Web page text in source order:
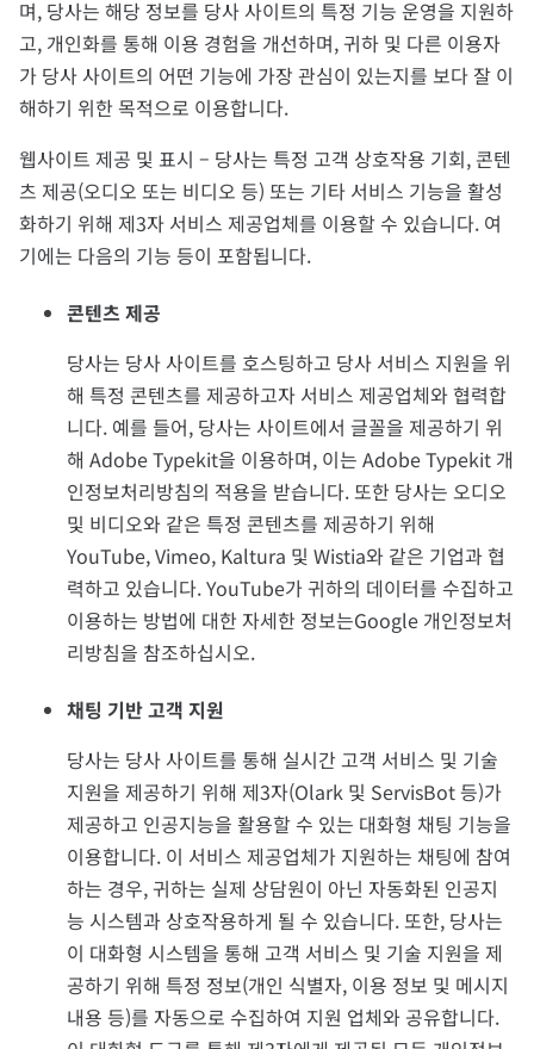
며, 당사는 해당 정보를 당사 사이트의 특정 기능 운영을 지원하
고, 개인화를 통해 이용 경험을 개선하며, 귀하 및 다른 이용자
가 당사 사이트의 어떤 기능에 가장 관심이 있는지를 보다 잘 이
해하기 위한 목적으로 이용합니다.
웹사이트 제공 및 표시 – 당사는 특정 고객 상호작용 기회, 콘텐
츠 제공(오디오 또는 비디오 등) 또는 기타 서비스 기능을 활성
화하기 위해 제3자 서비스 제공업체를 이용할 수 있습니다. 여
기에는 다음의 기능 등이 포함됩니다.
콘텐츠 제공
당사는 당사 사이트를 호스팅하고 당사 서비스 지원을 위
해 특정 콘텐츠를 제공하고자 서비스 제공업체와 협력합
니다. 예를 들어, 당사는 사이트에서 글꼴을 제공하기 위
해 Adobe Typekit을 이용하며, 이는 Adobe Typekit 개
인정보처리방침의 적용을 받습니다. 또한 당사는 오디오
및 비디오와 같은 특정 콘텐츠를 제공하기 위해
YouTube, Vimeo, Kaltura 및 Wistia와 같은 기업과 협
력하고 있습니다. YouTube가 귀하의 데이터를 수집하고
이용하는 방법에 대한 자세한 정보는Google 개인정보처
리방침을 참조하십시오.
채팅 기반 고객 지원
당사는 당사 사이트를 통해 실시간 고객 서비스 및 기술
지원을 제공하기 위해 제3자(Olark 및 ServisBot 등)가
제공하고 인공지능을 활용할 수 있는 대화형 채팅 기능을
이용합니다. 이 서비스 제공업체가 지원하는 채팅에 참여
하는 경우, 귀하는 실제 상담원이 아닌 자동화된 인공지
능 시스템과 상호작용하게 될 수 있습니다. 또한, 당사는
이 대화형 시스템을 통해 고객 서비스 및 기술 지원을 제
공하기 위해 특정 정보(개인 식별자, 이용 정보 및 메시지
내용 등)를 자동으로 수집하여 지원 업체와 공유합니다.